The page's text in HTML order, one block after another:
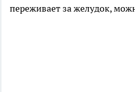
переживает за желудок,